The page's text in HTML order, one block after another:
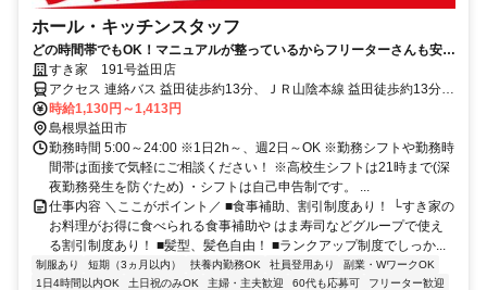
ホール・キッチンスタッフ
どの時間帯でもOK！マニュアルが整っているからフリーターさんも安心
です♪すき家 191号益田店
アクセス 連絡バス 益田徒歩約13分、ＪＲ山陰本線 益田徒歩約13分、
ＪＲ山口線 益田徒歩約13分 【車通勤OK】益田駅より車5分、徒歩13
分
時給1,130円～1,413円
島根県益田市
勤務時間 5:00～24:00 ※1日2h～、週2日～OK ※勤務シフトや勤務時
間帯は面接で気軽にご相談ください！ ※高校生シフトは21時まで(深
夜勤務発生を防ぐため) ・シフトは自己申告制です。 ...
仕事内容 ＼ここがポイント／ ■食事補助、割引制度あり！ └すき家の
お料理がお得に食べられる食事補助や はま寿司などグループで使え
る割引制度あり！ ■髪型、髪色自由！ ■ランクアップ制度でしっか...
制服あり 短期（3ヵ月以内） 扶養内勤務OK 社員登用あり
副業・WワークOK
1日4時間以内OK
土日祝のみOK 主婦・主夫歓迎 60代も応募可
フリーター歓迎